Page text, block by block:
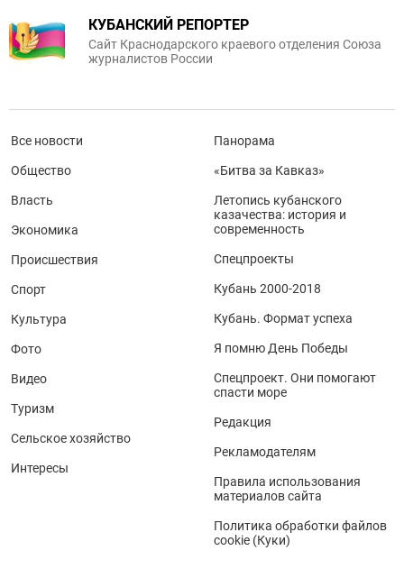
КУБАНСКИЙ РЕПОРТЕР
Сайт Краснодарского краевого отделения Союза
журналистов России
Все новости
Общество
Власть
Экономика
Происшествия
Спорт
Культура
Фото
Видео
Туризм
Сельское хозяйство
Интересы
Панорама
«Битва за Кавказ»
Летопись кубанского
казачества: история и
современность
Спецпроекты
Кубань 2000-2018
Кубань. Формат успеха
Я помню День Победы
Спецпроект. Они помогают
спасти море
Редакция
Рекламодателям
Правила использования
материалов сайта
Политика обработки файлов
cookie (Куки)